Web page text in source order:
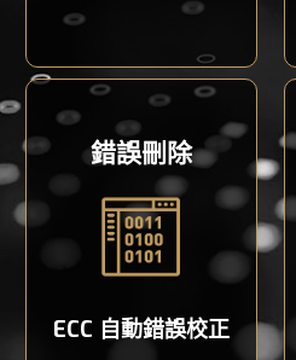
錯誤刪除
ECC 自動錯誤校正